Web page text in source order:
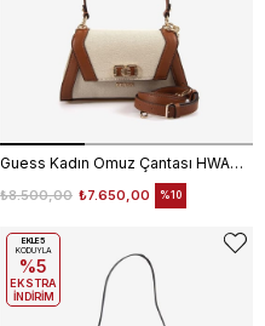
Guess Kadın Omuz Çantası HWAG9719190
₺7.650,00
₺8.500,00 %10
EKLE5
KODUYLA
%5
EKSTRA
İNDİRİM